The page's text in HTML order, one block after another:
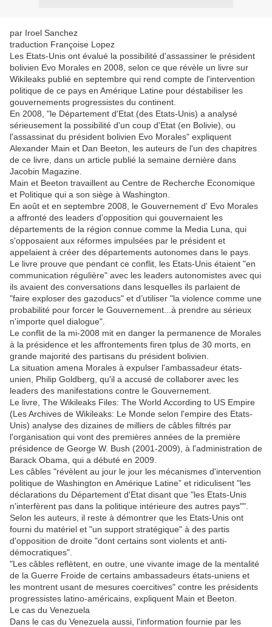
par Iroel Sanchez
traduction Françoise Lopez
Les Etats-Unis ont évalué la possibilité d'assassiner le président
bolivien Evo Morales en 2008, selon ce que révèle un livre sur
Wikileaks publié en septembre qui rend compte de l'intervention
politique de ce pays en Amérique Latine pour déstabiliser les
gouvernements progressistes du continent.
En 2008, "le Département d'Etat (des Etats-Unis) a analysé
sérieusement la possibilité d'un coup d'Etat (en Bolivie), ou
l'assassinat du président bolivien Evo Morales" expliquent
Alexander Main et Dan Beeton, les auteurs de l'un des chapitres
de ce livre, dans un article publié la semaine dernière dans
Jacobin Magazine.
Main et Beeton travaillent au Centre de Recherche Economique
et Politique qui a son siège à Washington.
En août et en septembre 2008, le Gouvernement d' Evo Morales
a affronté des leaders d'opposition qui gouvernaient les
départements de la région connue comme la Media Luna, qui
s'opposaient aux réformes impulsées par le président et
appelaient à créer des départements autonomes dans le pays.
Le livre prouve que pendant ce conflit, les Etats-Unis étaient "en
communication régulière" avec les leaders autonomistes avec qui
ils avaient des conversations dans lesquelles ils parlaient de
"faire exploser des gazoducs" et d’utiliser "la violence comme une
probabilité pour forcer le Gouvernement...à prendre au sérieux
n'importe quel dialogue".
Le conflit de la mi-2008 mit en danger la permanence de Morales
à la présidence et les affrontements firen tplus de 30 morts, en
grande majorité des partisans du président bolivien.
La situation amena Morales à expulser l'ambassadeur états-
unien, Philip Goldberg, qu'il a accusé de collaborer avec les
leaders des manifestations contre le Gouvernement.
Le livre, The Wikileaks Files: The World According to US Empire
(Les Archives de Wikileaks: Le Monde selon l'empire des Etats-
Unis) analyse des dizaines de milliers de câbles filtrés par
l'organisation qui vont des premières années de la première
présidence de George W. Bush (2001-2009), à l'administration de
Barack Obama, qui a débuté en 2009.
Les câbles "révèlent au jour le jour les mécanismes d'intervention
politique de Washington en Amérique Latine” et ridiculisent "les
déclarations du Département d'Etat disant que "les Etats-Unis
n'interfèrent pas dans la politique intérieure des autres pays"".
Selon les auteurs, il reste à démontrer que les Etats-Unis ont
fourni du matériel et "un support stratégique" à des partis
d'opposition de droite "dont certains sont violents et anti-
démocratiques".
"Les câbles reflètent, en outre, une vivante image de la mentalité
de la Guerre Froide de certains ambassadeurs états-uniens et
les montrent usant de mesures coercitives" contre les présidents
progressistes latino-américains, expliquent Main et Beeton.
Le cas du Venezuela
Dans le cas du Venezuela aussi, l'information fournie par les